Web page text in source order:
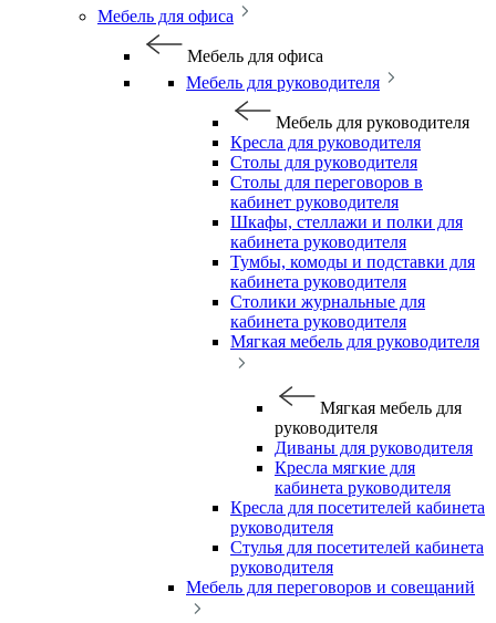
Мебель для офиса
Мебель для офиса
Мебель для руководителя
Мебель для руководителя
Кресла для руководителя
Столы для руководителя
Столы для переговоров в
кабинет руководителя
Шкафы, стеллажи и полки для
кабинета руководителя
Тумбы, комоды и подставки для
кабинета руководителя
Столики журнальные для
кабинета руководителя
Мягкая мебель для руководителя
Мягкая мебель для
руководителя
Диваны для руководителя
Кресла мягкие для
кабинета руководителя
Кресла для посетителей кабинета
руководителя
Стулья для посетителей кабинета
руководителя
Мебель для переговоров и совещаний